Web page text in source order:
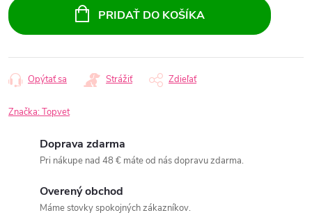
cena:
PRIDAŤ DO KOŠÍKA
Opýtať sa Strážiť Zdieľať
Značka:Topvet
Doprava zdarma
Pri nákupe nad 48 € máte od nás dopravu zdarma.
Overený obchod
Máme stovky spokojných zákazníkov.